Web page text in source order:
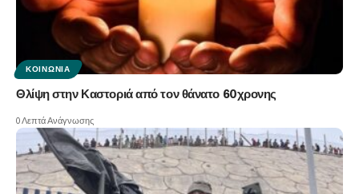
ΚΟΙΝΩΝΊΑ
Θλίψη στην Καστοριά από τον θάνατο 60χρονης
0 Λεπτά Ανάγνωσης